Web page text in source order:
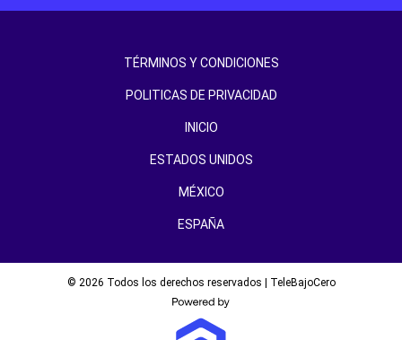
TÉRMINOS Y CONDICIONES
POLITICAS DE PRIVACIDAD
INICIO
ESTADOS UNIDOS
MÉXICO
ESPAÑA
© 2026 Todos los derechos reservados | TeleBajoCero